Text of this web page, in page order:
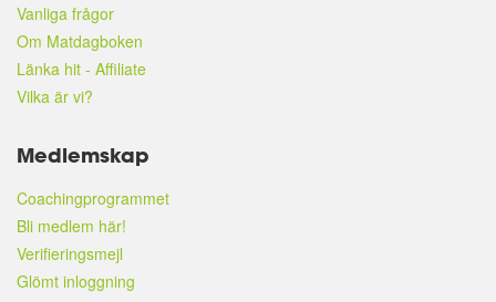
Vanliga frågor
Om Matdagboken
Länka hit - Affiliate
Vilka är vi?
Medlemskap
Coachingprogrammet
Bli medlem här!
Verifieringsmejl
Glömt inloggning